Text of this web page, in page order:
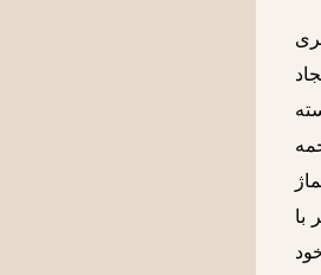
با